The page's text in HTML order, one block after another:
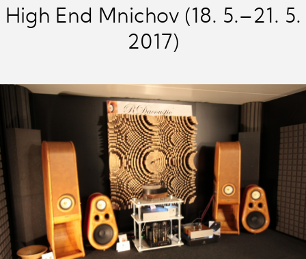
High End Mnichov (18. 5.–21. 5.
2017)